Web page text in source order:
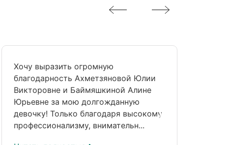
Хочу выразить огромную
благодарность Ахметзяновой Юлии
Викторовне и Баймяшкиной Алине
Юрьевне за мою долгожданную
девочку! Только благодаря высокому
профессионализму, внимательн...